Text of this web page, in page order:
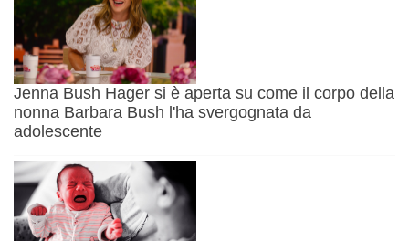
Jenna Bush Hager si è aperta su come il corpo della
nonna Barbara Bush l'ha svergognata da
adolescente